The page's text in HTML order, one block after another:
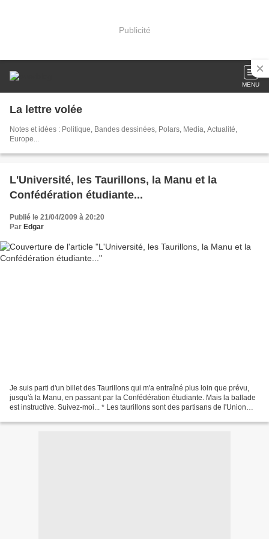
Publicité
MENU
La lettre volée
Notes et idées : Politique, Bandes dessinées, Polars, Media, Actualité,
Europe...
L'Université, les Taurillons, la Manu et la
Confédération étudiante...
Publié le 21/04/2009 à 20:20
Par Edgar
Je suis parti d'un billet des Taurillons qui m'a entraîné plus loin que prévu,
jusqu'à la Manu, en passant par la Confédération étudiante. Mais la ballade
est instructive. Suivez-moi... * Les taurillons sont des partisans de l'Union